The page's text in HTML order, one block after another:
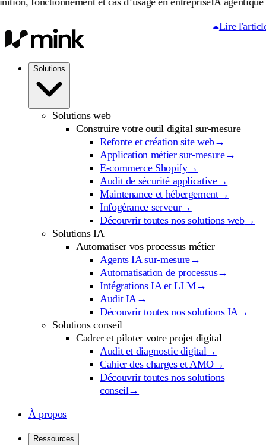
Lire l'article
Solutions
Solutions web
Construire votre outil digital sur-mesure
Refonte et création site web→
Application métier sur-mesure→
E-commerce Shopify→
Audit de sécurité applicative→
Maintenance et hébergement→
Infogérance serveur→
Découvrir toutes nos solutions web→
Solutions IA
Automatiser vos processus métier
Agents IA sur-mesure→
Automatisation de processus→
Intégrations IA et LLM→
Audit IA→
Découvrir toutes nos solutions IA→
Solutions conseil
Cadrer et piloter votre projet digital
Audit et diagnostic digital→
Cahier des charges et AMO→
Découvrir toutes nos solutions
conseil→
À propos
Ressources